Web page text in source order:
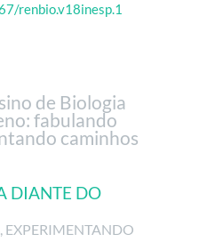
renbio.v18inesp.1
de Biologia
fabulando
caminhos
DIANTE DO
EXPERIMENTANDO